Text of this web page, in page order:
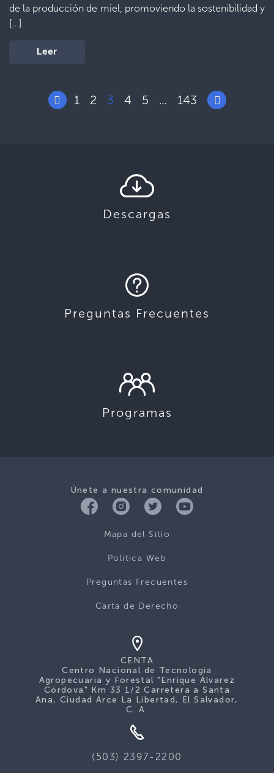
de la producción de miel, promoviendo la sostenibilidad y
[…]
Leer
1 2 3 4 5 … 143
Descargas
Preguntas Frecuentes
Programas
Únete a nuestra comunidad
Mapa del Sitio
Politica Web
Preguntas Frecuentes
Carta de Derecho
CENTA
Centro Nacional de Tecnología
Agropecuaria y Forestal "Enrique Álvarez
Córdova" Km 33 1/2 Carretera a Santa
Ana, Ciudad Arce La Libertad, El Salvador,
C. A.
(503) 2397-2200